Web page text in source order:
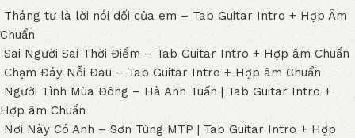
Tháng tư là lời nói dối của em – Tab Guitar Intro + Hợp Âm
Chuẩn
Sai Người Sai Thời Điểm – Tab Guitar Intro + Hợp âm Chuẩn
Chạm Đáy Nỗi Đau – Tab Guitar Intro + Hợp âm Chuẩn
Người Tình Mùa Đông – Hà Anh Tuấn | Tab Guitar Intro +
Hợp âm Chuẩn
Nơi Này Có Anh – Sơn Tùng MTP | Tab Guitar Intro + Hợp